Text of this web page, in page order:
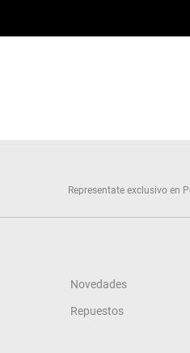
Representate exclusivo en
Novedades
Repuestos